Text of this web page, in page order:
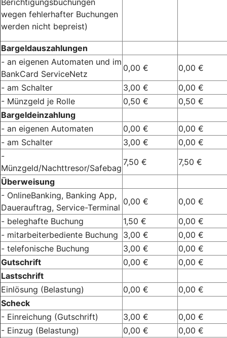
wegen fehlerhafter Buchungen
werden nicht bepreist)
Bargeldauszahlungen
- an eigenen Automaten und im
BankCard ServiceNetz
0,00 €
0,00 €
- am Schalter
3,00 €
0,00 €
- Münzgeld je Rolle
0,50 €
0,50 €
Bargeldeinzahlung
- an eigenen Automaten
0,00 €
0,00 €
- am Schalter
3,00 €
0,00 €
-
Münzgeld/Nachttresor/Safebag
7,50 €
7,50 €
Überweisung
- OnlineBanking, Banking App,
Dauerauftrag, Service-Terminal
0,00 €
0,00 €
- beleghafte Buchung
1,50 €
0,00 €
- mitarbeiterbediente Buchung 3,00 €
0,00 €
- telefonische Buchung
3,00 €
0,00 €
Gutschrift
0,00 €
0,00 €
Lastschrift
Einlösung (Belastung)
0,00 €
0,00 €
Scheck
- Einreichung (Gutschrift)
3,00 €
0,00 €
- Einzug (Belastung)
0,00 €
0,00 €